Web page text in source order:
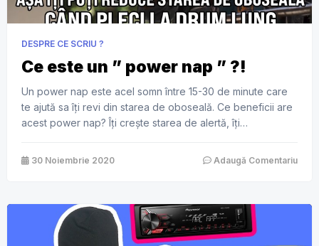
DESPRE CE SCRIU ?
Ce este un ” power nap ” ?!
Un power nap este acel somn între 15-30 de minute care
te ajută sa îți revi din starea de oboseală. Ce beneficii are
acest power nap? Îți crește starea de alertă, îți
concentrare. Cum poți să te bucuri ca șofer, de un power
30 Noiembrie 2020 Adaugă Comentariu